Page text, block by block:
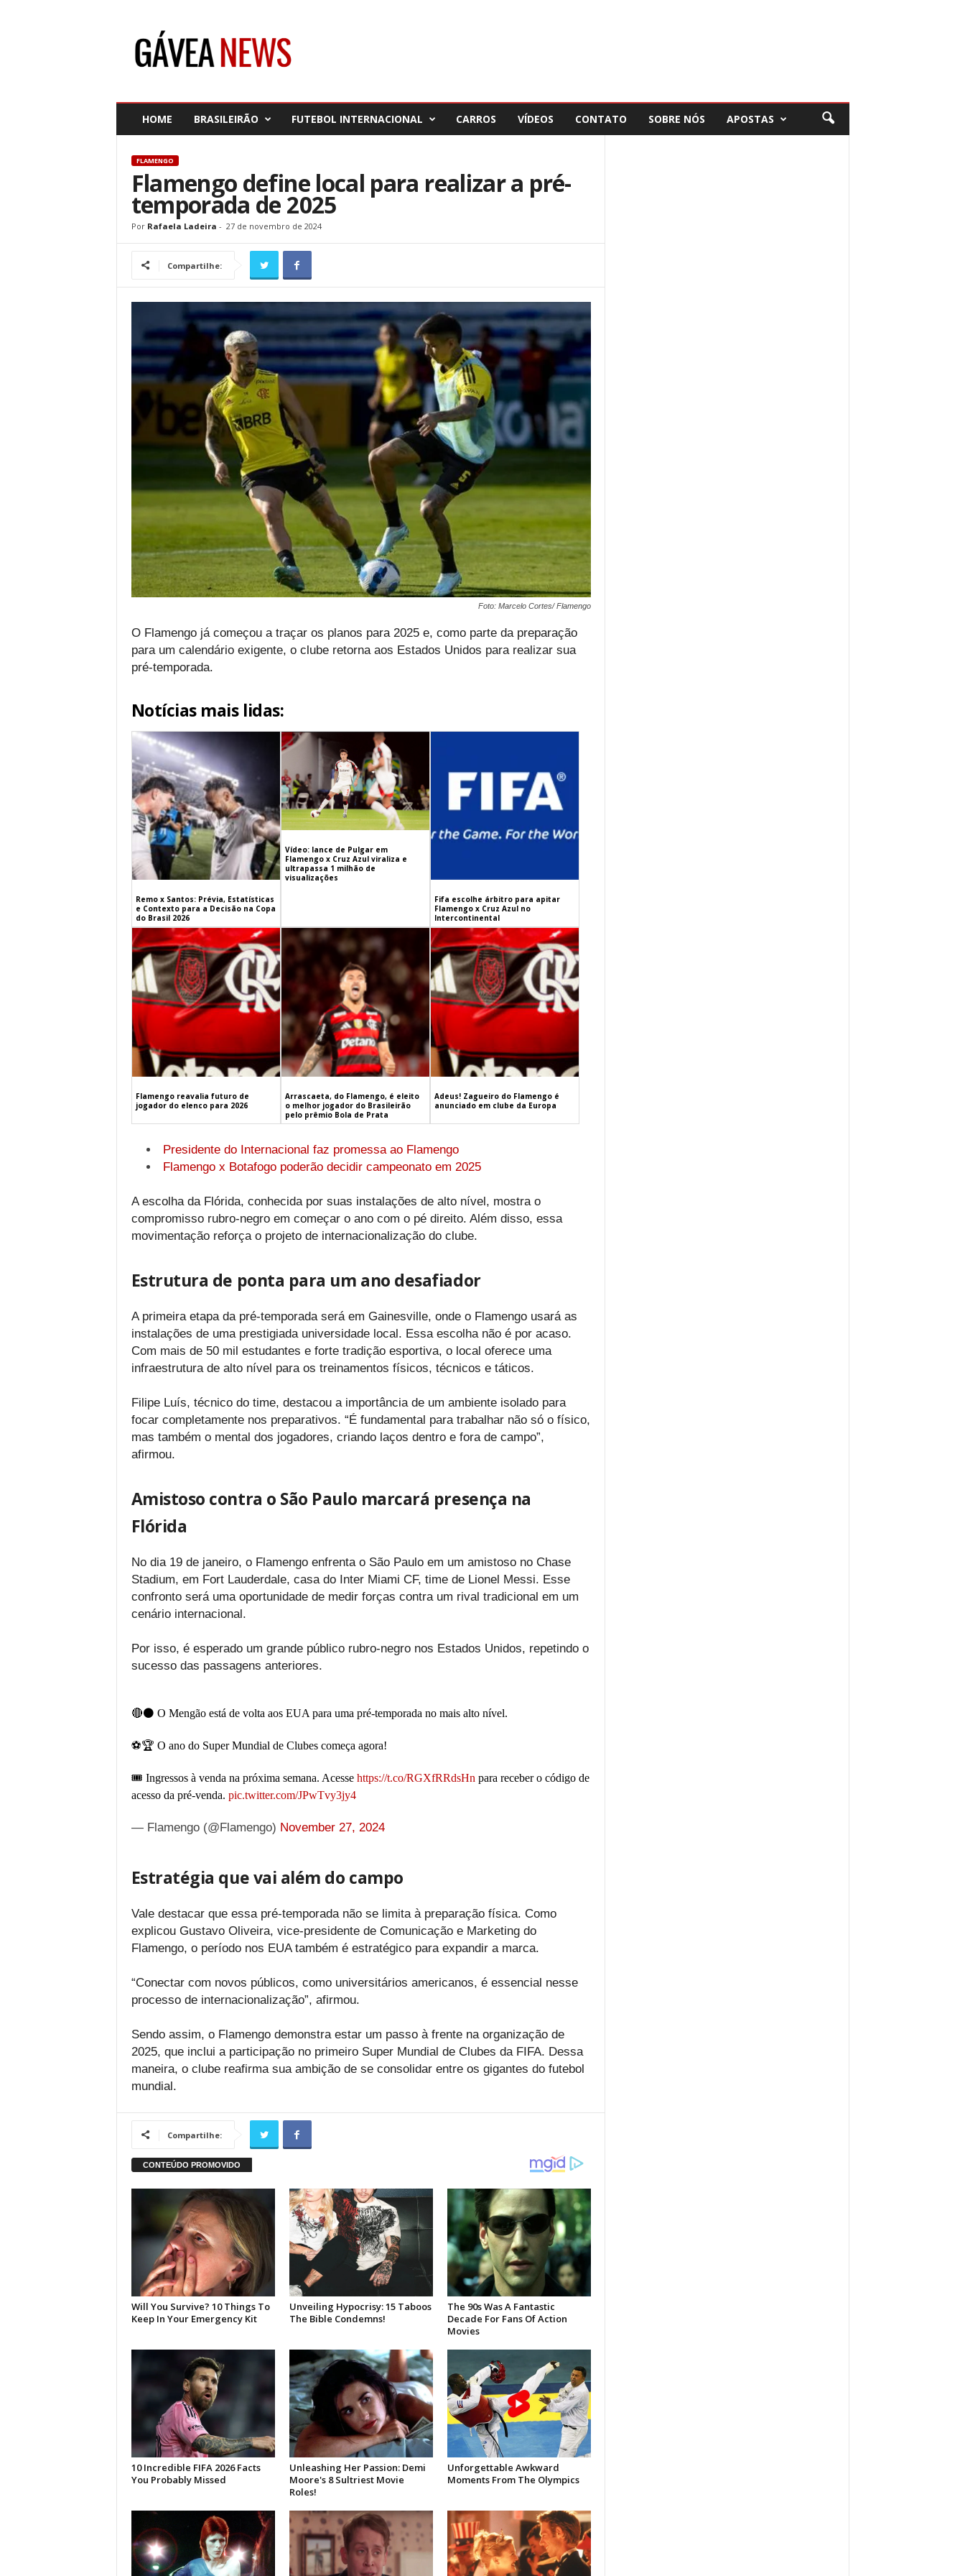
HOME BRASILEIRÃO FUTEBOL INTERNACIONAL CARROS VÍDEOS CONTATO SOBRE NÓS APOSTAS
FLAMENGO
Flamengo define local para realizar a pré-
temporada de 2025
Por Rafaela Ladeira - 27 de novembro de 2024
Compartilhe:
Foto: Marcelo Cortes/ Flamengo
O Flamengo já começou a traçar os planos para 2025 e, como parte da preparação
para um calendário exigente, o clube retorna aos Estados Unidos para realizar sua
pré-temporada.
Notícias mais lidas:
Remo x Santos: Prévia, Estatísticas
e Contexto para a Decisão na Copa
do Brasil 2026
Vídeo: lance de Pulgar em
Flamengo x Cruz Azul viraliza e
ultrapassa 1 milhão de
visualizações
Fifa escolhe árbitro para apitar
Flamengo x Cruz Azul no
Intercontinental
Flamengo reavalia futuro de
jogador do elenco para 2026
Arrascaeta, do Flamengo, é eleito
o melhor jogador do Brasileirão
pelo prêmio Bola de Prata
Adeus! Zagueiro do Flamengo é
anunciado em clube da Europa
Presidente do Internacional faz promessa ao Flamengo
Flamengo x Botafogo poderão decidir campeonato em 2025
A escolha da Flórida, conhecida por suas instalações de alto nível, mostra o
compromisso rubro-negro em começar o ano com o pé direito. Além disso, essa
movimentação reforça o projeto de internacionalização do clube.
Estrutura de ponta para um ano desafiador
A primeira etapa da pré-temporada será em Gainesville, onde o Flamengo usará as
instalações de uma prestigiada universidade local. Essa escolha não é por acaso.
Com mais de 50 mil estudantes e forte tradição esportiva, o local oferece uma
infraestrutura de alto nível para os treinamentos físicos, técnicos e táticos.
Filipe Luís, técnico do time, destacou a importância de um ambiente isolado para
focar completamente nos preparativos. “É fundamental para trabalhar não só o físico,
mas também o mental dos jogadores, criando laços dentro e fora de campo”,
afirmou.
Amistoso contra o São Paulo marcará presença na
Flórida
No dia 19 de janeiro, o Flamengo enfrenta o São Paulo em um amistoso no Chase
Stadium, em Fort Lauderdale, casa do Inter Miami CF, time de Lionel Messi. Esse
confronto será uma oportunidade de medir forças contra um rival tradicional em um
cenário internacional.
Por isso, é esperado um grande público rubro-negro nos Estados Unidos, repetindo o
sucesso das passagens anteriores.
🔴⚫️ O Mengão está de volta aos EUA para uma pré-temporada no mais alto nível.
⚽️🏆 O ano do Super Mundial de Clubes começa agora!
🎟 Ingressos à venda na próxima semana. Acesse https://t.co/RGXfRRdsHn para receber o código de
acesso da pré-venda. pic.twitter.com/JPwTvy3jy4
— Flamengo (@Flamengo) November 27, 2024
Estratégia que vai além do campo
Vale destacar que essa pré-temporada não se limita à preparação física. Como
explicou Gustavo Oliveira, vice-presidente de Comunicação e Marketing do
Flamengo, o período nos EUA também é estratégico para expandir a marca.
“Conectar com novos públicos, como universitários americanos, é essencial nesse
processo de internacionalização”, afirmou.
Sendo assim, o Flamengo demonstra estar um passo à frente na organização de
2025, que inclui a participação no primeiro Super Mundial de Clubes da FIFA. Dessa
maneira, o clube reafirma sua ambição de se consolidar entre os gigantes do futebol
mundial.
Compartilhe: